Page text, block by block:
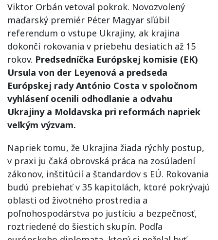
Viktor Orbán vetoval pokrok. Novozvolený
maďarský premiér Péter Magyar sľúbil
referendum o vstupe Ukrajiny, ak krajina
dokončí rokovania v priebehu desiatich až 15
rokov. Predsedníčka Európskej komisie (EK)
Ursula von der Leyenová a predseda
Európskej rady António Costa v spoločnom
vyhlásení ocenili odhodlanie a odvahu
Ukrajiny a Moldavska pri reformách napriek
veľkým výzvam.
Napriek tomu, že Ukrajina žiada rýchly postup,
v praxi ju čaká obrovská práca na zosúladení
zákonov, inštitúcií a štandardov s EÚ. Rokovania
budú prebiehať v 35 kapitolách, ktoré pokrývajú
oblasti od životného prostredia a
poľnohospodárstva po justíciu a bezpečnosť,
roztriedené do šiestich skupín. Podľa